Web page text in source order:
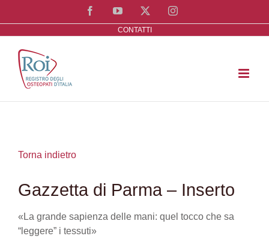
contenuto
FacebookYouTube Instagram
CONTATTI
Torna indietro
Gazzetta di Parma – Inserto
«La grande sapienza delle mani: quel tocco che sa
“leggere” i tessuti»